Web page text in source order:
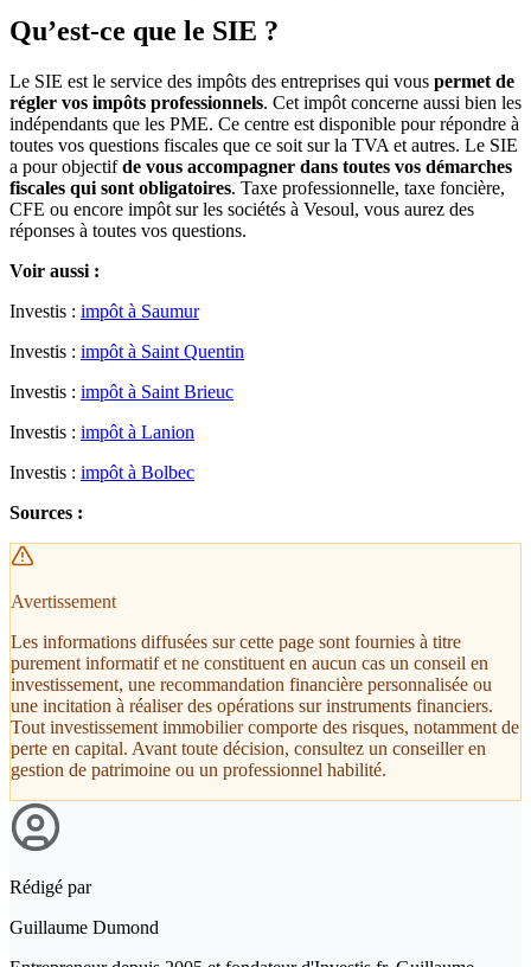
Qu’est-ce que le SIE ?
Le SIE est le service des impôts des entreprises qui vous permet de
régler vos impôts professionnels. Cet impôt concerne aussi bien les
indépendants que les PME. Ce centre est disponible pour répondre à
toutes vos questions fiscales que ce soit sur la TVA et autres. Le SIE
a pour objectifde vous accompagner dans toutes vos démarches
fiscales qui sont obligatoires. Taxe professionnelle, taxe foncière,
CFE ou encore impôt sur les sociétés à Vesoul, vous aurez des
réponses à toutes vos questions.
Voir aussi :
Investis : impôt à Saumur
Investis : impôt à Saint Quentin
Investis : impôt à Saint Brieuc
Investis : impôt à Lanion
Investis : impôt à Bolbec
Sources :
Avertissement
Les informations diffusées sur cette page sont fournies à titre
purement informatif et ne constituent en aucun cas un conseil en
investissement, une recommandation financière personnalisée ou
une incitation à réaliser des opérations sur instruments financiers.
Tout investissement immobilier comporte des risques, notamment de
perte en capital. Avant toute décision, consultez un conseiller en
gestion de patrimoine ou un professionnel habilité.
Rédigé par
Guillaume Dumond